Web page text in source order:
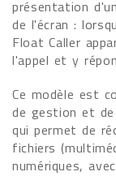
présentation
de l'écran :
Float Caller
l'appel et y
Ce modèle est
de gestion et
qui permet de
fichiers
numériques,